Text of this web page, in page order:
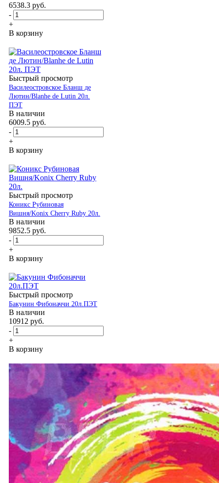
6538.3 руб.
-
+
В корзину
Быстрый просмотр
Василеостровское Бланш де
Лютин/Blanhe de Lutin 20л.
ПЭТ
В наличии
6009.5 руб.
-
+
В корзину
Быстрый просмотр
Коникс Рубиновая
Вишня/Konix Cherry Ruby 20л.
В наличии
9852.5 руб.
-
+
В корзину
Быстрый просмотр
Бакунин Фибоначчи 20л.ПЭТ
В наличии
10912 руб.
-
+
В корзину